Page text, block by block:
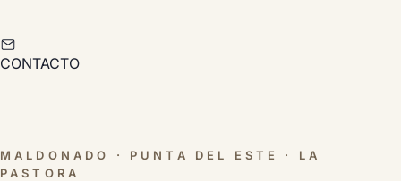
CONTACTO
MALDONADO · PUNTA DEL ESTE · LA
PASTORA